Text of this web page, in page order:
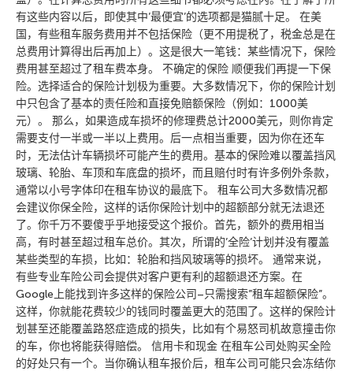
有这些内容以后，即使其中’最便宜’的选项都是猫腻十足。 在美
国，有些租车服务费用并不包括保险（更不用提税了，税金总是在
总费用计算得出后再加上）。这是很大一笔钱：某些情况下，保险
费用甚至超过了租车费本身。 不确定的保险 顺便我们再提一下保
险。选择适合的保险计划极为重要。大多数情况下，你的保险计划
中只包含了基本的责任险和直接免赔额保险（例如：1000美
元）。 那么，如果造成车损坏的修理费总计2000美元，则你肯定
需要支付一半或一半以上费用。后一点相当重要，因为你在还车
时，无法估计车辆损坏可能产生的费用。基本的保险难以覆盖挡风
玻璃、轮胎、车顶和车底盘的损坏，而且赔付时有许多例外条款，
通常以小号字体印在租车协议的最底下。 租车公司大多数情况都
会建议你保全险，这样的话你保险计划中的超额部分就无法退还
了。你千万不要傻乎乎地接受这个报价。首先，额外的费用相当
高，有时甚至超过租车总价。其次，所谓的’全险’计划并没有覆盖
某些类型的车损，比如：轮胎和挡风玻璃等的损坏。 通常来说，
有些专业车险公司会提供对客户更有利的超额退还方案。在
Google上能找到许多这样的保险公司–只需搜索”租车超额保险”。
这样，你就能花费较少的钱同时覆盖更大的范围了。这样的保险计
划甚至还能覆盖路怒症造成的损失，比如有个易怒司机故意撞击你
的车，你也将能获得赔偿。 信用卡和现金 在租车公司处购买全险
的好处只有一个。当你确认租车报价后，租车公司可能只会冻结你